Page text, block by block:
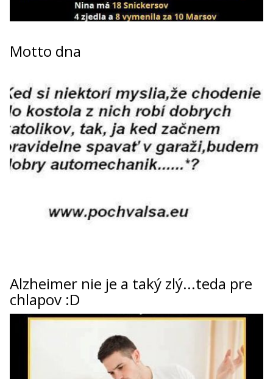
Motto dna
Alzheimer nie je a taký zlý...teda pre
chlapov :D